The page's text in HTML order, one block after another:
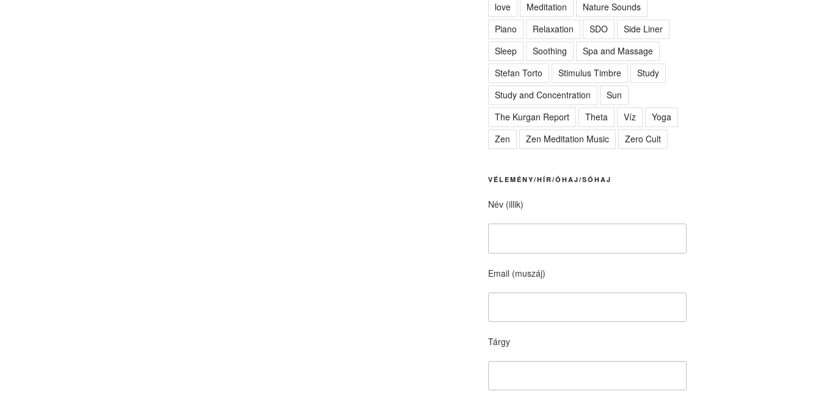
love
Meditation
Nature Sounds
Piano
Relaxation SDO
Side Liner
Sleep
Soothing
Spa and Massage
Stefan Torto
Stimulus Timbre
Study
Study and Concentration
Sun
The Kurgan Report
Theta Víz
Yoga
Zen
Zen Meditation Music Zero Cult
VÉLEMÉNY/HÍR/ÓHAJ/SÓHAJ
Név (illik)
Email (muszáj)
Tárgy